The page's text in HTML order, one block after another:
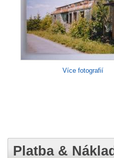
Více fotografií
Platba &